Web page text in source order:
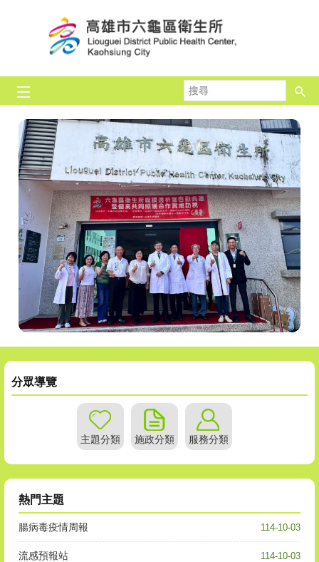
尋
分眾導覽
主題分類 施政分類 服務分類
熱門主題
114-10-03
腸病毒疫情周報
114-10-03
流感預報站